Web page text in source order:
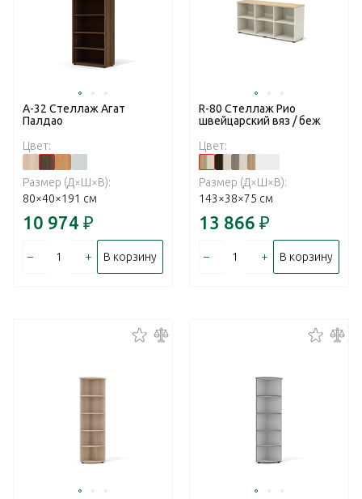
А-32 Стеллаж Агат
Палдао
Цвет:
Размер (Д×Ш×В):
80×40×191 см
10 974 ₽
– + В корзину
R-80 Стеллаж Рио
швейцарский вяз / беж
Цвет:
Размер (Д×Ш×В):
143×38×75 см
13 866 ₽
– + В корзину